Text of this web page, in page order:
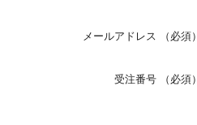
メールアドレス （必須）
受注番号 （必須）